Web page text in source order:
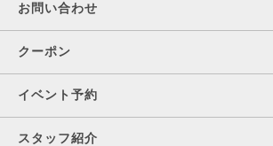
お問い合わせ
クーポン
イベント予約
スタッフ紹介